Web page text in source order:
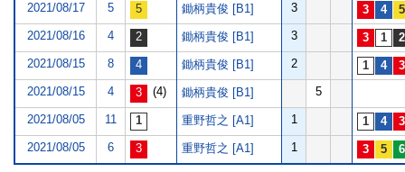
2021/08/17 5 鋤柄貴俊 [B1] 3
2021/08/16 4 鋤柄貴俊 [B1] 3
2021/08/15 8 鋤柄貴俊 [B1] 2
2021/08/15 4 (4) 鋤柄貴俊 [B1] 5
2021/08/05 11 重野哲之 [A1] 1
2021/08/05 6 重野哲之 [A1] 1